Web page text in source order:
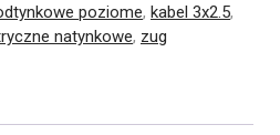
poziome, kabel 3x2.5,
natynkowe, zug